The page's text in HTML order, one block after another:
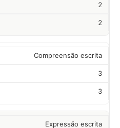
2
2
Compreensão escrita
3
3
Expressão escrita